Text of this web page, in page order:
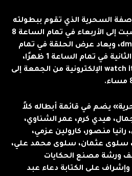
السحرية الذي تقوم ببطولته
شيرى عادل يوميًا من السبت إلى الأربعاء في تمام الساعة 8
مساء على شاشة قناة dmc، ويعاد عرض الحلقة في تمام
الساعة 2 صباحًا والإعادة الثانية في تمام الساعة 1 ظهرًا،
بينما يعرض على منصة watch it الإلكترونية من الجمعة إلى
يضم في قائمة أبطاله كلاً
هيدي كرم، عمر الشناوي،
منصور، كارولين عزمي،
سلوى عثمان، سلوى محمد علي،
ورشة مصنع الحكايات
على الكتابة دعاء عبد